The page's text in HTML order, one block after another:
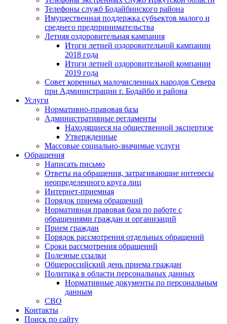
Телефоны служб Бодайбинского района
Имущественная поддержка субъектов малого и
среднего предпринимательства
Летняя оздоровительная кампания
Итоги летней оздоровительной кампании
2018 года
Итоги летней оздоровительной компании
2019 года
Совет коренных малочисленных народов Севера
при Администрации г. Бодайбо и района
Услуги
Нормативно-правовая база
Административные регламенты
Находящиеся на общественной экспертизе
Утвержденные
Массовые социально-значимые услуги
Обращения
Написать письмо
Ответы на обращения, затрагивающие интересы
неопределенного круга лиц
Интернет-приемная
Порядок приема обращений
Нормативная правовая база по работе с
обращениями граждан и организаций
Прием граждан
Порядок рассмотрения отдельных обращений
Сроки рассмотрения обращений
Полезные ссылки
Общероссийский день приема граждан
Политика в области персональных данных
Нормативные документы по персональным
данным
СВО
Контакты
Поиск по сайту